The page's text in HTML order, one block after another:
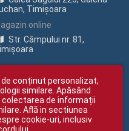
Timișoara
online
Str. Câmpului nr. 81,
rezervate
conținut personalizat,
similare. Apăsând
de informații
Află in sectiunea
cookie-uri, inclusiv